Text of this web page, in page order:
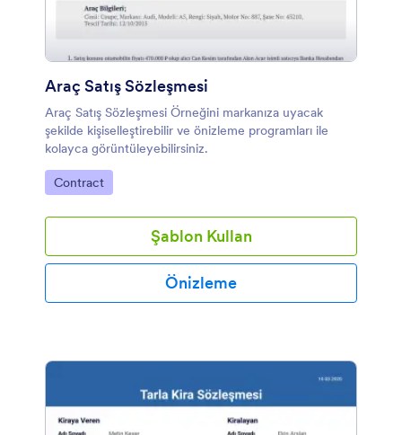
Araç Satış Sözleşmesi
Araç Satış Sözleşmesi Örneğini markanıza uyacak
şekilde kişiselleştirebilir ve önizleme programları ile
kolayca görüntüleyebilirsiniz.
Kategoriye git:
Contract
Şablon Kullan
Önizleme